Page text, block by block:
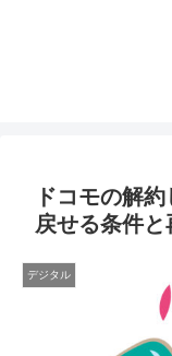
ドコモの解
戻せる条件
デジタル